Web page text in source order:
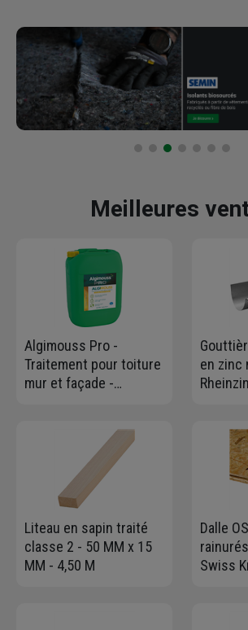
Meilleures
Algimouss Pro -
Traitement pour toiture
mur et façade -
l'emploi - Bidon de 30
en zinc
Liteau en sapin traité
classe 2 - 50 MM x 15
MM - 4,50 M
Dalle
Swiss